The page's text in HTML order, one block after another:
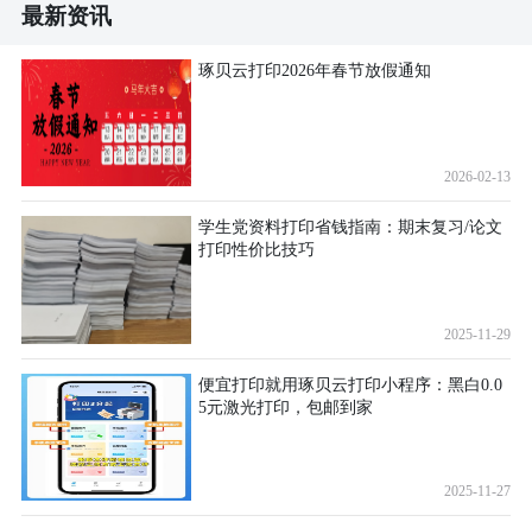
最新资讯
琢贝云打印2026年春节放假通知
2026-02-13
学生党资料打印省钱指南：期末复习/论文
打印性价比技巧
2025-11-29
便宜打印就用琢贝云打印小程序：黑白0.0
5元激光打印，包邮到家
2025-11-27